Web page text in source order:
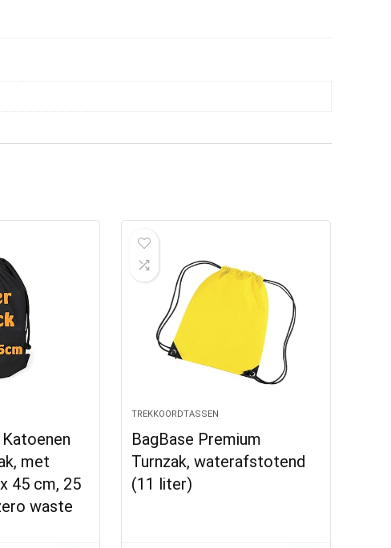
met
45 cm, 25
waste
TREKKOORDTASSEN
BagBase Premium
Turnzak, waterafstotend
(11 liter)